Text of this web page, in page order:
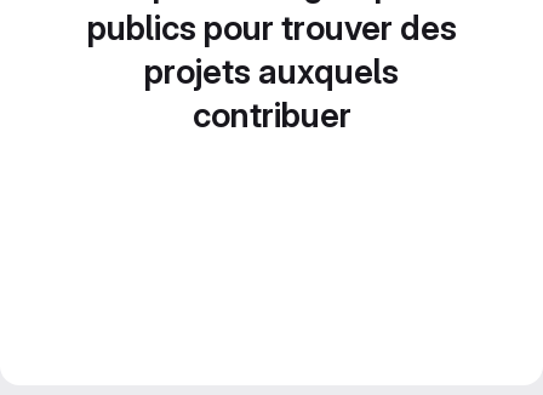
publics pour trouver des
projets auxquels
contribuer